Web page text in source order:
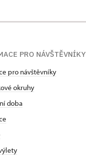
PRO NÁVŠTĚVNÍKY
pro návštěvníky
okruhy
doba